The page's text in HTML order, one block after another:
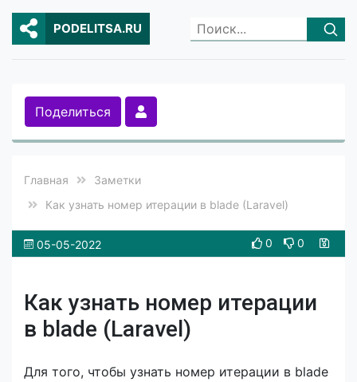
PODELITSA.RU
Поделиться
Главная
Заметки
Как узнать номер итерации в blade (Laravel)
05-05-2022 0 0
Как узнать номер итерации
в blade (Laravel)
Для того, чтобы узнать номер итерации в blade